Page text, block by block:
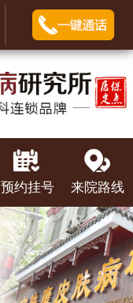
预约挂号 来院路线